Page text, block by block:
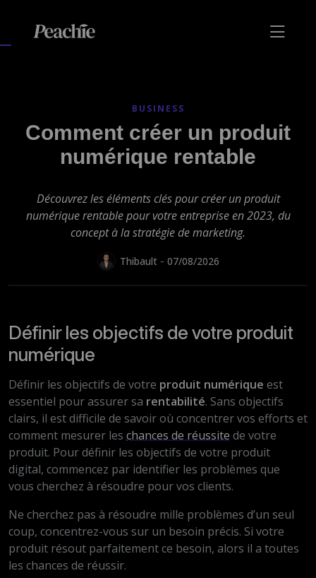
BUSINESS
Comment créer un produit
numérique rentable
Découvrez les éléments clés pour créer un produit
numérique rentable pour votre entreprise en 2023, du
concept à la stratégie de marketing.
Thibault - 07/08/2026
Définir les objectifs de votre produit
numérique
Définir les objectifs de votre produit numérique est
essentiel pour assurer sa rentabilité. Sans objectifs
clairs, il est difficile de savoir où concentrer vos efforts et
comment mesurer les chances de réussite de votre
produit. Pour définir les objectifs de votre produit
digital, commencez par identifier les problèmes que
vous cherchez à résoudre pour vos clients.
Ne cherchez pas à résoudre mille problèmes d’un seul
coup, concentrez-vous sur un besoin précis. Si votre
produit résout parfaitement ce besoin, alors il a toutes
les chances de réussir.